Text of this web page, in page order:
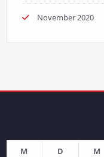
November 2020
M D M